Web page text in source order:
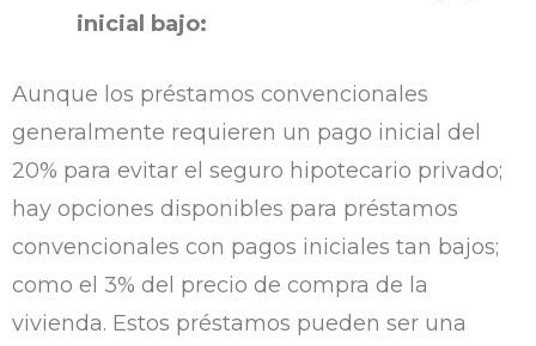
inicial bajo:
Aunque los préstamos convencionales
generalmente requieren un pago inicial del
20% para evitar el seguro hipotecario privado;
hay opciones disponibles para préstamos
convencionales con pagos iniciales tan bajos;
como el 3% del precio de compra de la
vivienda. Estos préstamos pueden ser una